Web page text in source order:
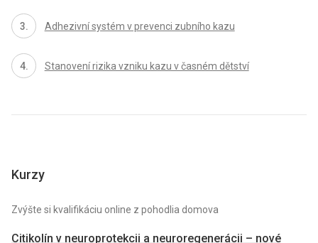
Adhezivní systém v prevenci zubního kazu
Stanovení rizika vzniku kazu v časném dětství
Kurzy
Zvýšte si kvalifikáciu online z pohodlia domova
Citikolín v neuroprotekcii a neuroregenerácii – nové